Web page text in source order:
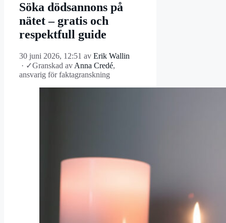
Söka dödsannons på
nätet – gratis och
respektfull guide
30 juni 2026, 12:51 av Erik Wallin
· ✓Granskad av Anna Credé,
ansvarig för faktagranskning